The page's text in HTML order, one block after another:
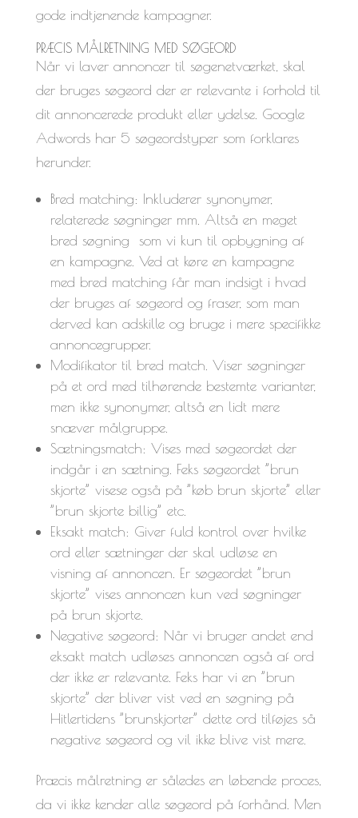
gode indtjenende kampagner.
PRÆCIS MÅLRETNING MED SØGEORD
Når vi laver annoncer til søgenetværket, skal
der bruges søgeord der er relevante i forhold til
dit annoncerede produkt eller ydelse. Google
Adwords har 5 søgeordstyper som forklares
herunder.
Bred matching: Inkluderer synonymer,
relaterede søgninger mm. Altså en meget
bred søgning som vi kun til opbygning af
en kampagne. Ved at køre en kampagne
med bred matching får man indsigt i hvad
der bruges af søgeord og fraser, som man
derved kan adskille og bruge i mere specifikke
annoncegrupper.
Modifikator til bred match. Viser søgninger
på et ord med tilhørende bestemte varianter,
men ikke synonymer, altså en lidt mere
snæver målgruppe.
Sætningsmatch: Vises med søgeordet der
indgår i en sætning. Feks søgeordet ”brun
skjorte” visese også på ”køb brun skjorte” eller
”brun skjorte billig” etc.
Eksakt match: Giver fuld kontrol over hvilke
ord eller sætninger der skal udløse en
visning af annoncen. Er søgeordet ”brun
skjorte” vises annoncen kun ved søgninger
på brun skjorte.
Negative søgeord: Når vi bruger andet end
eksakt match udløses annoncen også af ord
der ikke er relevante. Feks har vi en ”brun
skjorte” der bliver vist ved en søgning på
Hitlertidens ”brunskjorter” dette ord tilføjes så
negative søgeord og vil ikke blive vist mere.
Præcis målretning er således en løbende proces,
da vi ikke kender alle søgeord på forhånd. Men